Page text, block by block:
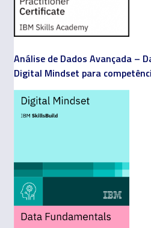
Análise de Dados Avançada –
Digital Mindset para